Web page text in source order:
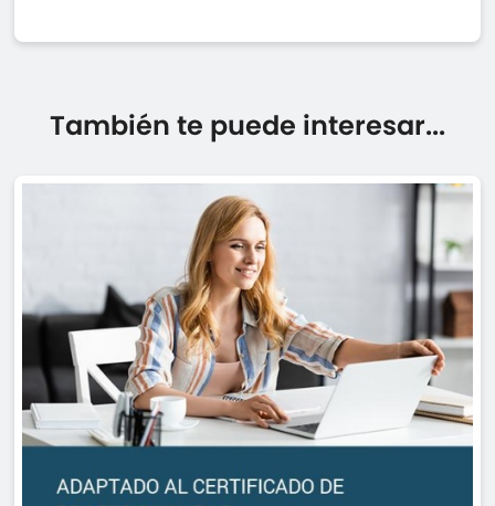
También te puede interesar...